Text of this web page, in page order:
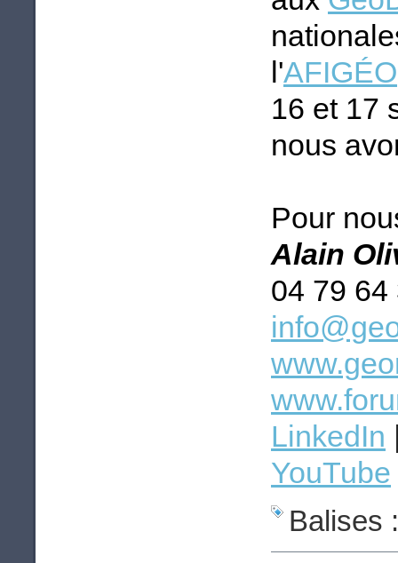
l'AFIGÉO
16 et 17
nous
Pour
Alain
04 79 64
LinkedIn
YouTube
Balises